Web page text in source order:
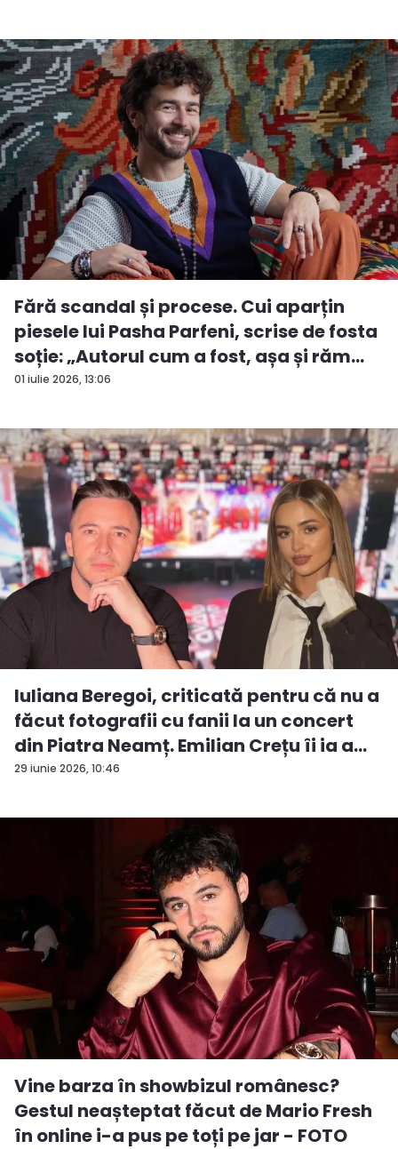
01 iulie 2026, 13:06
Fără scandal și procese. Cui aparțin
piesele lui Pasha Parfeni, scrise de fosta
soție: „Autorul cum a fost, așa și răm...
29 iunie 2026, 10:46
Iuliana Beregoi, criticată pentru că nu a
făcut fotografii cu fanii la un concert
din Piatra Neamț. Emilian Crețu îi ia a...
Vine barza în showbizul românesc?
Gestul neașteptat făcut de Mario Fresh
în online i-a pus pe toți pe jar - FOTO